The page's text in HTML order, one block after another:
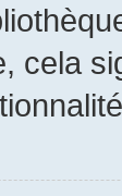
cela